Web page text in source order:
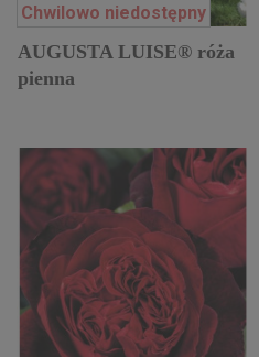
Chwilowo niedostępny
AUGUSTA LUISE® róża
pienna